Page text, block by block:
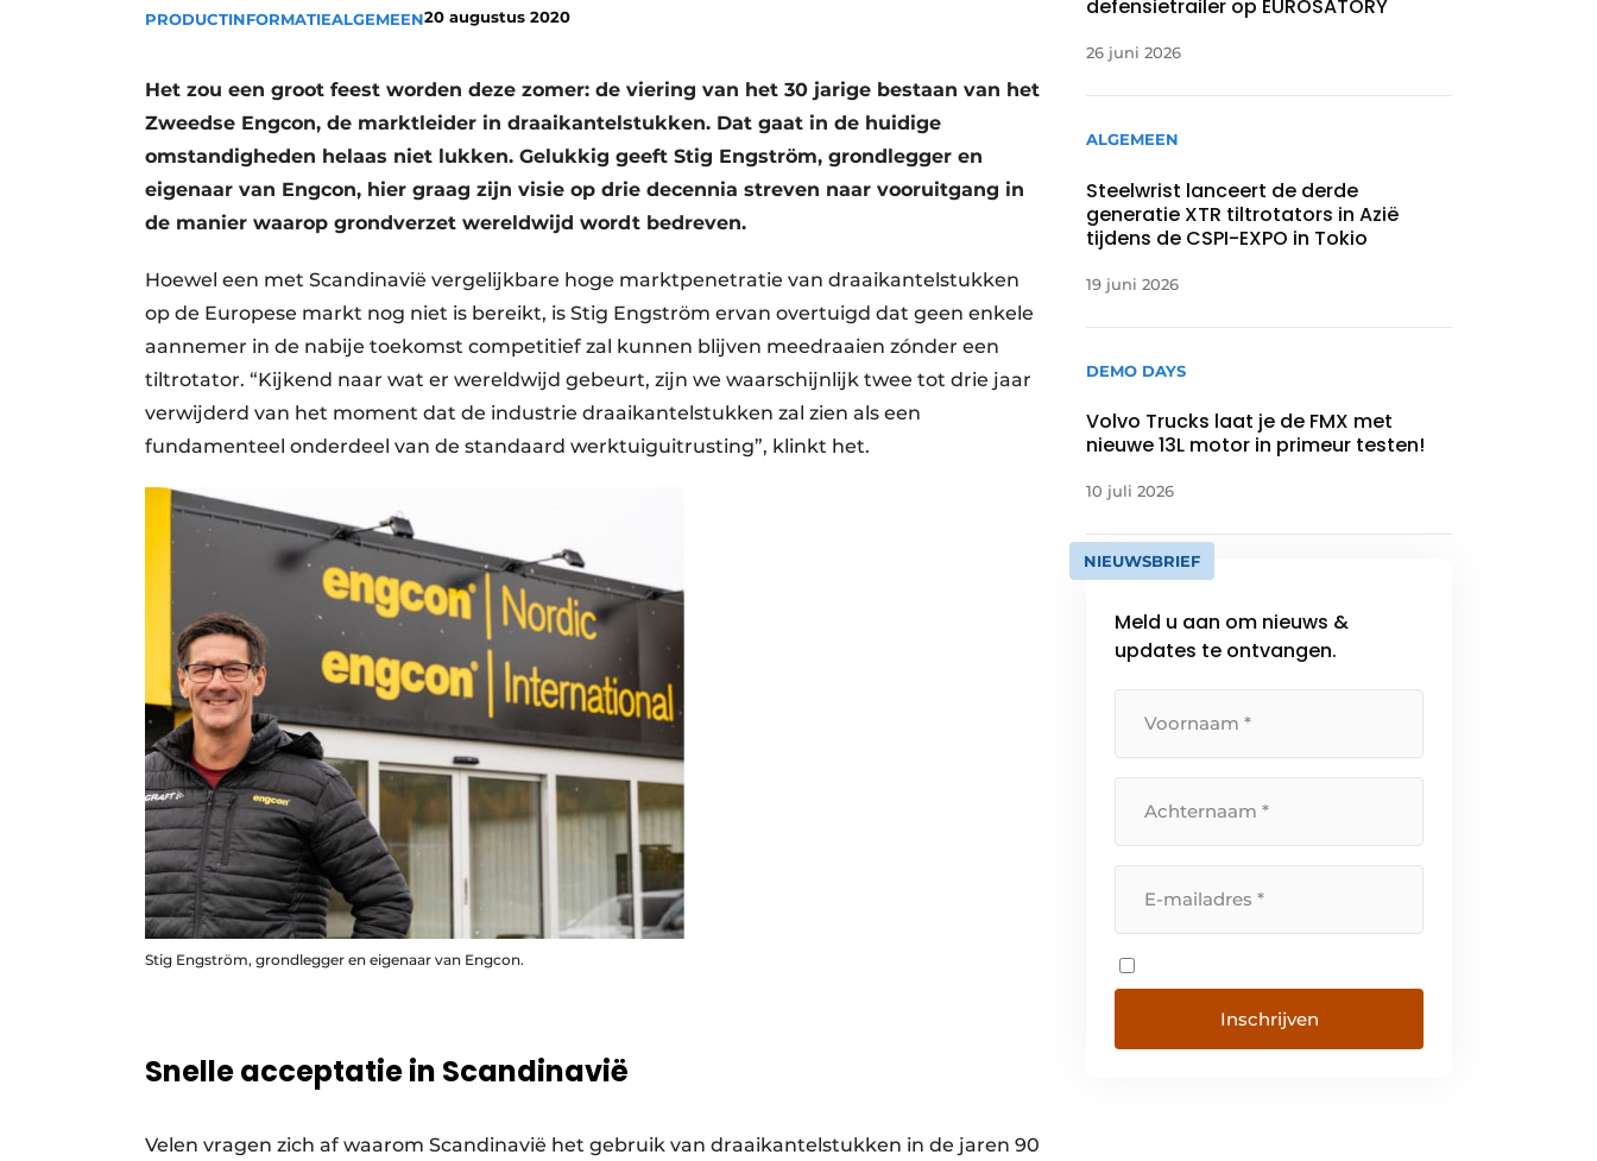
Vacature aanmelden
Video’s
PRODUCTINFORMATIEALGEMEEN20 augustus 2020
Het zou een groot feest worden deze zomer: de viering van het 30 jarige bestaan van het
Zweedse Engcon, de marktleider in draaikantelstukken. Dat gaat in de huidige
omstandigheden helaas niet lukken. Gelukkig geeft Stig Engström, grondlegger en
eigenaar van Engcon, hier graag zijn visie op drie decennia streven naar vooruitgang in
de manier waarop grondverzet wereldwijd wordt bedreven.
Hoewel een met Scandinavië vergelijkbare hoge marktpenetratie van draaikantelstukken
op de Europese markt nog niet is bereikt, is Stig Engström ervan overtuigd dat geen enkele
aannemer in de nabije toekomst competitief zal kunnen blijven meedraaien zónder een
tiltrotator. “Kijkend naar wat er wereldwijd gebeurt, zijn we waarschijnlijk twee tot drie jaar
verwijderd van het moment dat de industrie draaikantelstukken zal zien als een
fundamenteel onderdeel van de standaard werktuiguitrusting”, klinkt het.
Stig Engström, grondlegger en eigenaar van Engcon.
Snelle acceptatie in Scandinavië
Velen vragen zich af waarom Scandinavië het gebruik van draaikantelstukken in de jaren 90
defensietrailer op EUROSATORY
26 juni 2026
ALGEMEEN
Steelwrist lanceert de derde
generatie XTR tiltrotators in Azië
tijdens de CSPI-EXPO in Tokio
19 juni 2026
DEMO DAYS
Volvo Trucks laat je de FMX met
nieuwe 13L motor in primeur testen!
10 juli 2026
NIEUWSBRIEF
Meld u aan om nieuws &
updates te ontvangen.